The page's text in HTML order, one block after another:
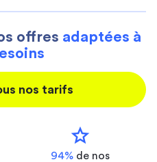
offres adaptées à
nos tarifs
star
94% de nos